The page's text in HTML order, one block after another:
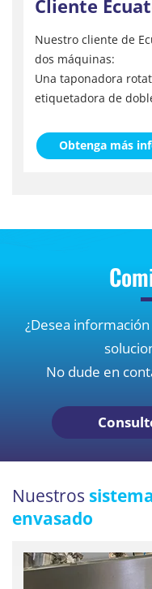
Cliente
Nuestro cliente de
dos máquinas:
Una taponadora
etiquetadora de
Obtenga más
¿Desea
No dude en
Nuestros
envasado